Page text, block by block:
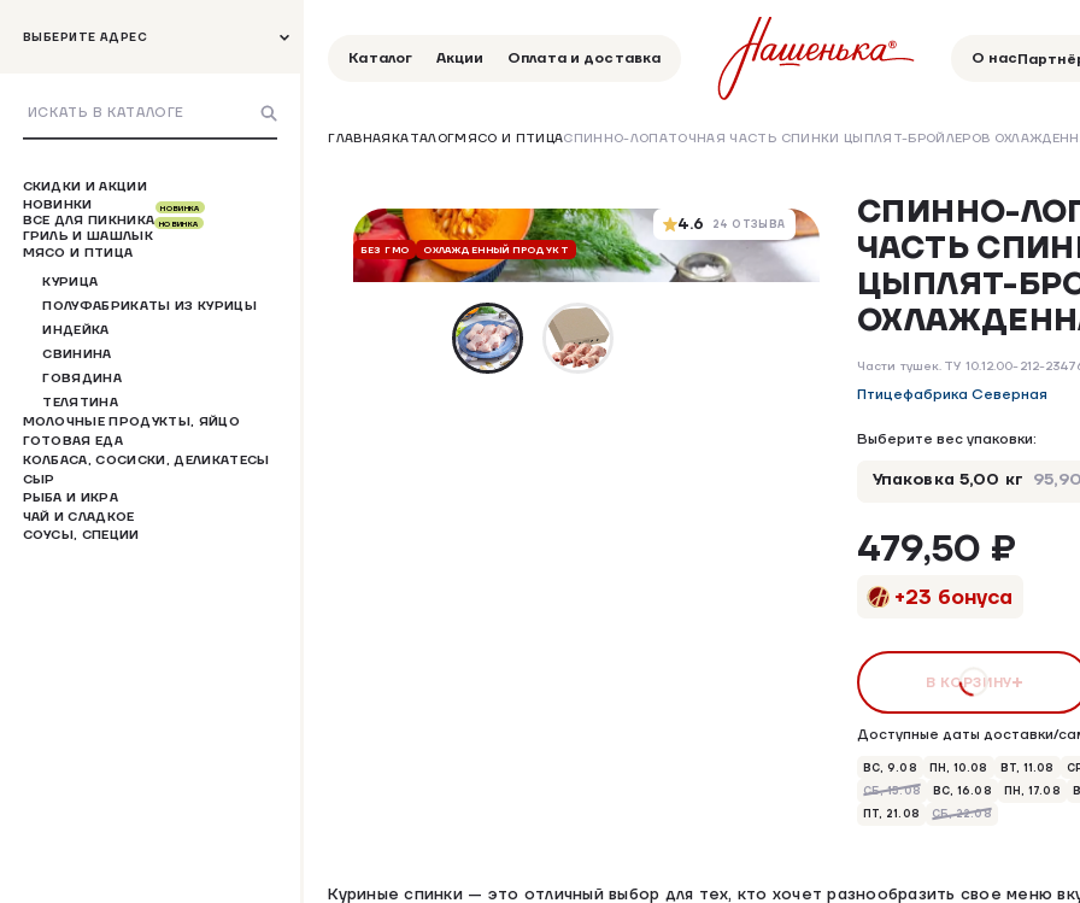
ВЫБЕРИТЕ АДРЕС
СКИДКИ И АКЦИИ
НОВИНКИ
ВСЕ ДЛЯ ПИКНИКА
НОВИНКА
ГРИЛЬ И ШАШЛЫК
НОВИНКА
МЯСО И ПТИЦА
КУРИЦА
ПОЛУФАБРИКАТЫ ИЗ КУРИЦЫ
ИНДЕЙКА
СВИНИНА
ГОВЯДИНА
ТЕЛЯТИНА
МОЛОЧНЫЕ ПРОДУКТЫ, ЯЙЦО
ГОТОВАЯ ЕДА
КОЛБАСА, СОСИСКИ, ДЕЛИКАТЕСЫ
СЫР
РЫБА И ИКРА
ЧАЙ И СЛАДКОЕ
СОУСЫ, СПЕЦИИ
Каталог Акции Оплата и доставка О нас
ГЛАВНАЯКАТАЛОГМЯСО И ПТИЦАСПИННО-ЛОПАТОЧНАЯ ЧАСТЬ СПИНКИ ЦЫПЛЯТ-БРОЙЛЕРОВ
4.6 24 ОТЗЫВА
БЕЗ ГМО ОХЛАЖДЕННЫЙ ПРОДУКТ БЕЗ ГМО ОХЛАЖДЕННЫЙ ПРОДУКТ
СПИННО-
ЧАСТЬ
ЦЫПЛЯТ-
Части тушек. ТУ 10.12.00-212-
Птицефабрика Северная
Доступные даты доставки/
ВС, 9.08 ПН, 10.08 ВТ, 11.08
СБ, 15.08
ВС, 16.08 ПН, 17.08
ПТ, 21.08
СБ, 22.08
Выберите вес упаковки:
Упаковка 5,00 кг
479,50 ₽
+23 бонуса
В КОРЗИНУ
Куриные спинки — это отличный выбор для тех, кто хочет разнообразить свое меню